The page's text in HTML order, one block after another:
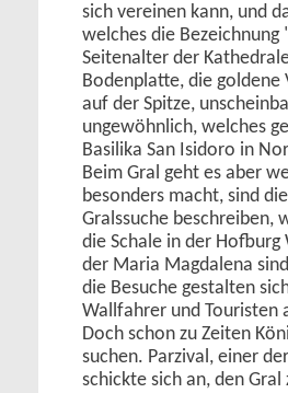
sich vereinen kann, und
welches die
Seitenalter der
Bodenplatte, die goldene
auf der Spitze,
ungewöhnlich, welches
Basilika San Isidoro in
Beim Gral geht es aber
besonders macht, sind
Gralssuche beschreiben,
die Schale in der Hofburg
der Maria Magdalena
die Besuche gestalten
Wallfahrer und Touristen
Doch schon zu Zeiten
suchen. Parzival, einer
schickte sich an, den